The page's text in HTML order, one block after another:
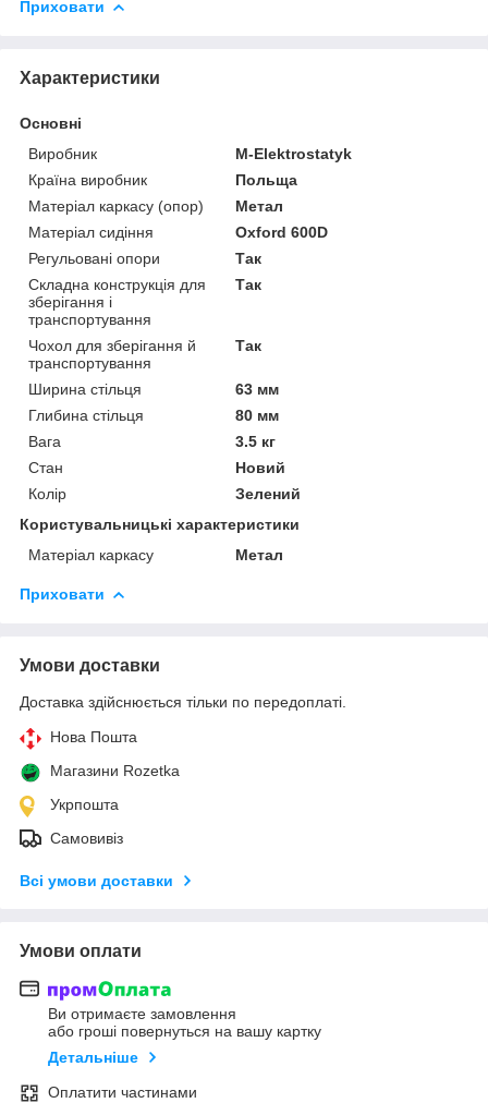
Приховати
Характеристики
Основні
Виробник
M-Elektrostatyk
Країна виробник
Польща
Матеріал каркасу (опор)
Метал
Матеріал сидіння
Oxford 600D
Регульовані опори
Так
Складна конструкція для
зберігання і
транспортування
Так
Чохол для зберігання й
транспортування
Так
Ширина стільця
63 мм
Глибина стільця
80 мм
Вага
3.5 кг
Стан
Новий
Колір
Зелений
Користувальницькі характеристики
Матеріал каркасу
Метал
Приховати
Умови доставки
Доставка здійснюється тільки по передоплаті.
Нова Пошта
Магазини Rozetka
Укрпошта
Самовивіз
Всі умови доставки
Умови оплати
Ви отримаєте замовлення
або гроші повернуться на вашу картку
Детальніше
Оплатити частинами